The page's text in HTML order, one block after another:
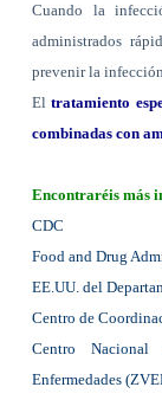
Cuando la
administrados
prevenir la
Eltratamiento
combinadas con
Encontraréis más
CDC
Food and Drug
EE.UU. del
Centro de
Centro
Enfermedades